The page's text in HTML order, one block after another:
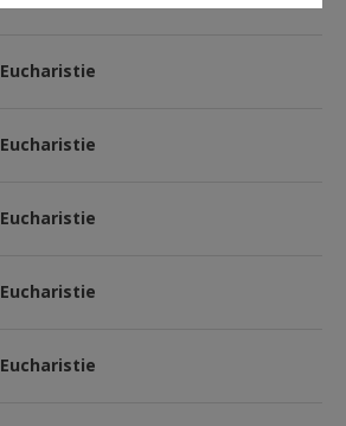
Eucharistie
Eucharistie
Eucharistie
Eucharistie
Eucharistie